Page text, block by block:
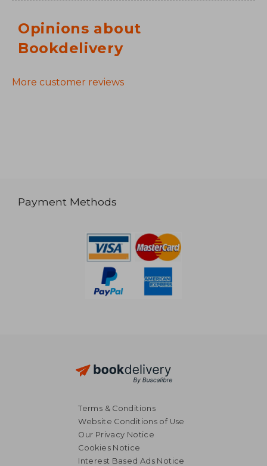
Opinions about
Bookdelivery
More customer reviews
Payment Methods
Terms & Conditions
Website Conditions of Use
Our Privacy Notice
Cookies Notice
Interest Based Ads Notice